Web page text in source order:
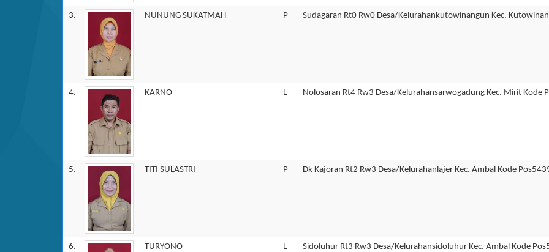
3. NUNUNG SUKATMAH P Sudagaran Rt0 Rw0 Desa/Kelurahankutowinangun Kec.
4. KARNO L Nolosaran Rt4 Rw3 Desa/Kelurahansarwogadung Kec. Mirit Kode
5. TITI SULASTRI P Dk Kajoran Rt2 Rw3 Desa/Kelurahanlajer Kec. Ambal Kode
6. TURYONO L Sidoluhur Rt3 Rw3 Desa/Kelurahansidoluhur Kec. Ambal Kode